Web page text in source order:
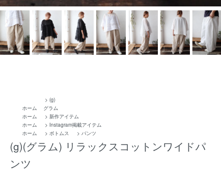
ホーム
> (g)
グラム
ホーム
> 新作アイテム
ホーム
> Instagram掲載アイテム
ホーム
> ボトムス > パンツ
(g)(グラム) リラックスコットンワイドパ
ンツ